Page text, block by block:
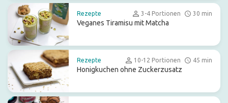
Rezepte 3-4 Portionen 30 min
Veganes Tiramisu mit Matcha
Rezepte 10-12 Portionen 45 min
Honigkuchen ohne Zuckerzusatz